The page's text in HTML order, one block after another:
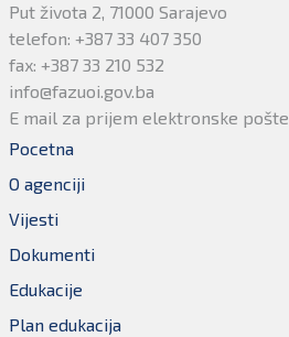
Put života 2, 71000 Sarajevo
telefon: +387 33 407 350
fax: +387 33 210 532
info@fazuoi.gov.ba
E mail za prijem elektronske pošte
Pocetna
O agenciji
Vijesti
Dokumenti
Edukacije
Plan edukacija